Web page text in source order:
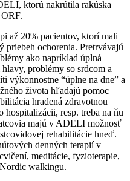
ktorú nakrútila rakúska
až 20% pacientov, ktorí mali
ochorenia. Pretrvávajú
ako napríklad úplná
problémy so srdcom a
výkonnostne “úplne na dne” a
života hľadajú pomoc
hradená zdravotnou
resp. treba na ňu
majú v ADELI možnosť
rehabilitácie hneď.
denných terapií v
meditácie, fyzioterapie,
walkingu.